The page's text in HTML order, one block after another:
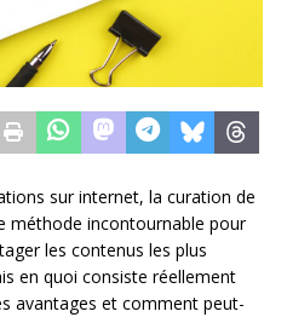
sur internet, la curation de
méthode incontournable pour
les contenus les plus
en quoi consiste réellement
avantages et comment peut-